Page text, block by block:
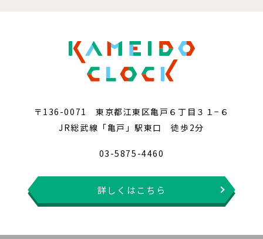
〒136-0071 東京都江東区亀戸６丁目３１−６
JR総武線「亀戸」駅東口 徒歩2分
03-5875-4460
詳しくはこちら